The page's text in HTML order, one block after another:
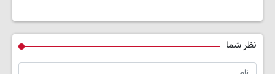
نظر شما